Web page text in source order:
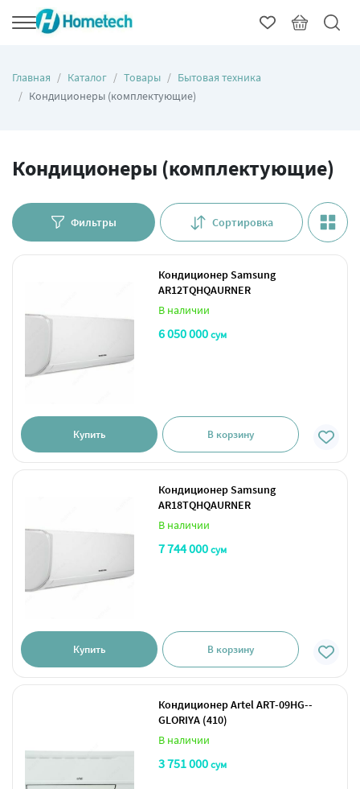
Главная Каталог Товары
Бытовая техника
Кондиционеры (комплектующие)
Кондиционеры (комплектующие)
Фильтры Сортировка
Кондиционер Samsung
AR12TQHQAURNER
В наличии
6 050 000сум
Купить В корзину
Кондиционер Samsung
AR18TQHQAURNER
В наличии
7 744 000сум
Купить В корзину
Кондиционер Artel ART-09HG--
GLORIYA (410)
В наличии
3 751 000сум